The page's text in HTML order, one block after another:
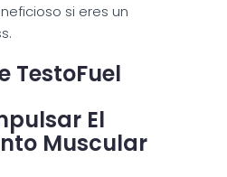
si eres un
TestoFuel
El
Muscular